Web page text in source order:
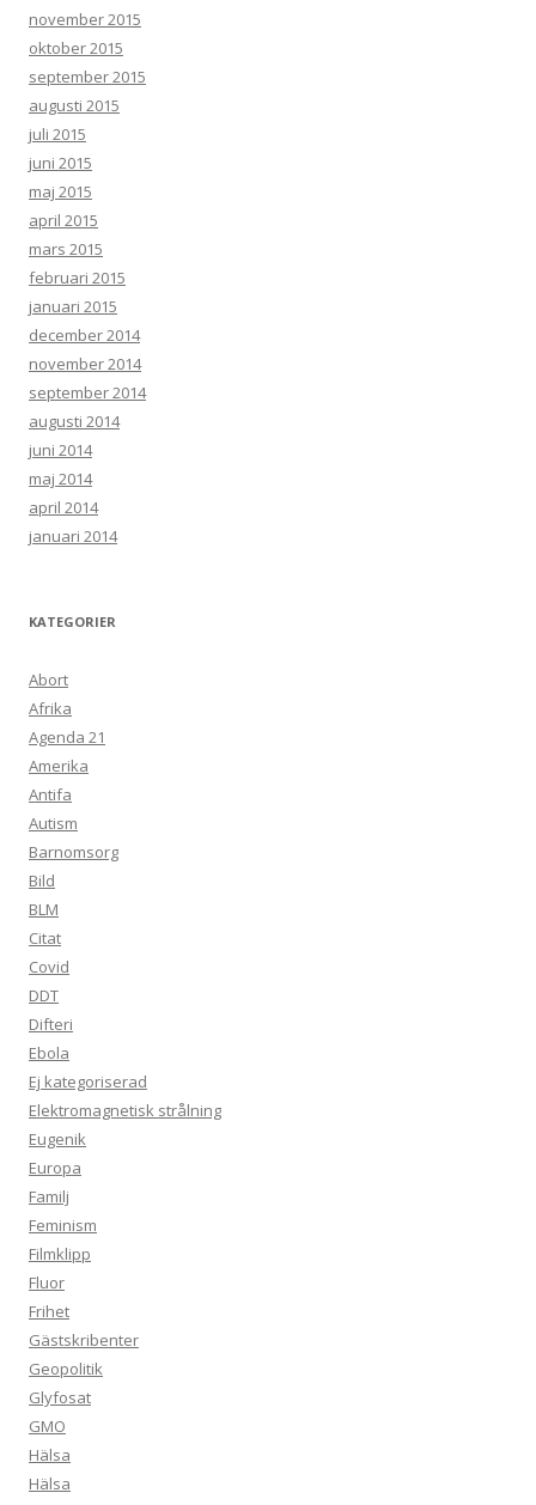
november 2015
oktober 2015
september 2015
augusti 2015
juli 2015
juni 2015
maj 2015
april 2015
mars 2015
februari 2015
januari 2015
december 2014
november 2014
september 2014
augusti 2014
juni 2014
maj 2014
april 2014
januari 2014
KATEGORIER
Abort
Afrika
Agenda 21
Amerika
Antifa
Autism
Barnomsorg
Bild
BLM
Citat
Covid
DDT
Difteri
Ebola
Ej kategoriserad
Elektromagnetisk strålning
Eugenik
Europa
Familj
Feminism
Filmklipp
Fluor
Frihet
Gästskribenter
Geopolitik
Glyfosat
GMO
Hälsa
Hälsa